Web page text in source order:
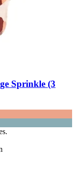
Sprinkle (3